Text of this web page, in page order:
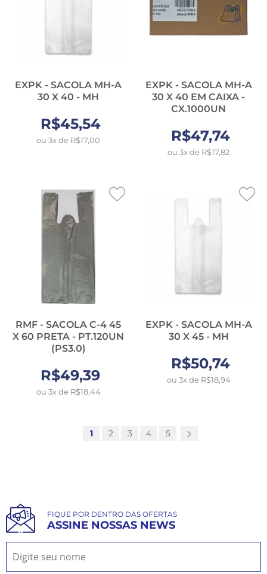
EXPK - SACOLA MH-A
30 X 40 - MH
R$45,54
ou 3x de R$17,00
EXPK - SACOLA MH-A
30 X 40 EM CAIXA -
CX.1000UN
R$47,74
ou 3x de R$17,82
RMF - SACOLA C-4 45
X 60 PRETA - PT.120UN
(PS3.0)
R$49,39
ou 3x de R$18,44
EXPK - SACOLA MH-A
30 X 45 - MH
R$50,74
ou 3x de R$18,94
1 2 3 4 5
FIQUE POR DENTRO DAS OFERTAS
ASSINE NOSSAS NEWS